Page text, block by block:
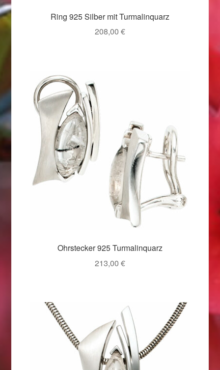
Valentinstag 2016
Vertrag widerrufen
Warenkorb
Weihnachtsangebote 2015
Weihnachtsangebote 2016
Weihnachtsangebote 2017
Weihnachtsangebote 2020
Widerrufsrecht
Woocommerce Predictive Search
Ring 925 Silber mit Turmalinquarz
208,00 €
Ohrstecker 925 Turmalinquarz
213,00 €